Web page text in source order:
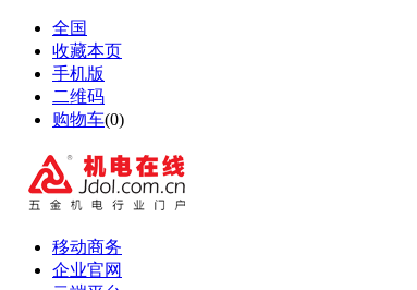
全国
收藏本页
手机版
二维码
购物车(0)
移动商务
企业官网